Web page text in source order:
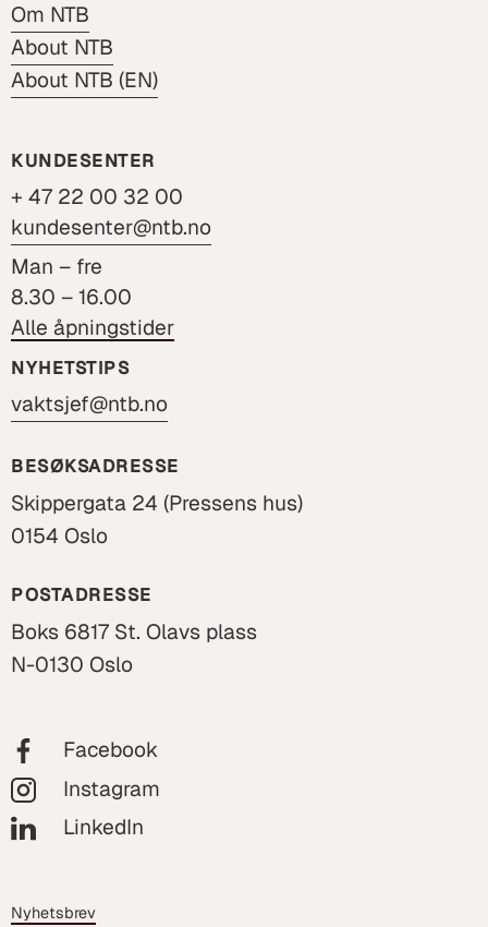
Om NTB
About NTB
About NTB (EN)
KUNDESENTER
+ 47 22 00 32 00
kundesenter@ntb.no
Man – fre
8.30 – 16.00
Alle åpningstider
NYHETSTIPS
vaktsjef@ntb.no
BESØKSADRESSE
Skippergata 24 (Pressens hus)
0154 Oslo
POSTADRESSE
Boks 6817 St. Olavs plass
N-0130 Oslo
Facebook
Instagram
LinkedIn
Nyhetsbrev